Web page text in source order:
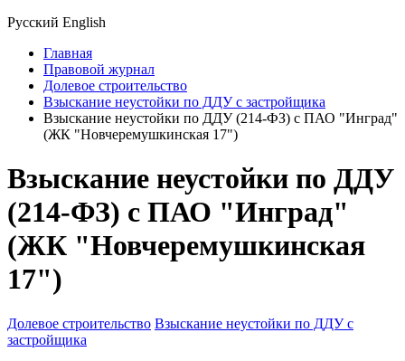
Русский English
Главная
Правовой журнал
Долевое строительство
Взыскание неустойки по ДДУ с застройщика
Взыскание неустойки по ДДУ (214-ФЗ) с ПАО "Инград"
(ЖК "Новчеремушкинская 17")
Взыскание неустойки по ДДУ
(214-ФЗ) с ПАО "Инград"
(ЖК "Новчеремушкинская
17")
Долевое строительство Взыскание неустойки по ДДУ с
застройщика